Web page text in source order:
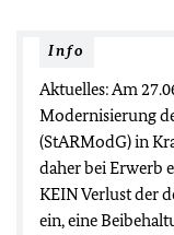
Info
Aktuelles:Am
Modernisierung
(StARModG) in
daher bei Erwerb
KEIN Verlust der
ein, eine